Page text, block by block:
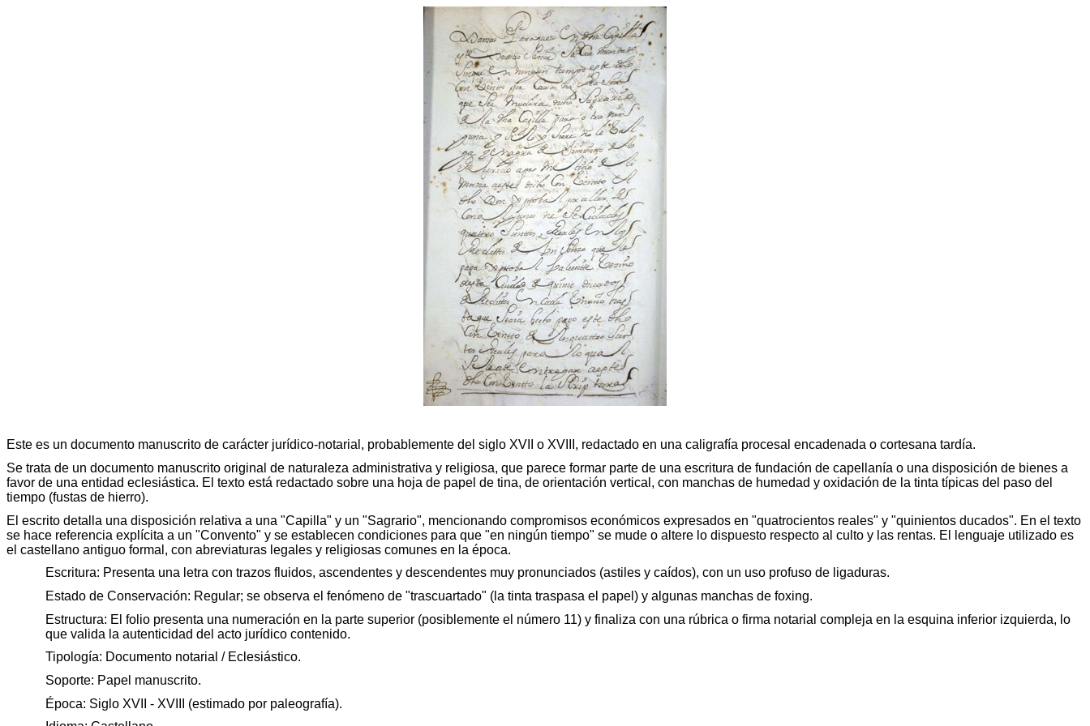
Este es un documento manuscrito de carácter jurídico-notarial, probablemente del siglo XVII o XVIII, redactado en una caligrafía procesal encadenada o cortesana tardía.
Se trata de un documento manuscrito original de naturaleza administrativa y religiosa, que parece formar parte de una escritura de fundación de capellanía o una disposición de bienes a
favor de una entidad eclesiástica. El texto está redactado sobre una hoja de papel de tina, de orientación vertical, con manchas de humedad y oxidación de la tinta típicas del paso del
tiempo (fustas de hierro).
El escrito detalla una disposición relativa a una "Capilla" y un "Sagrario", mencionando compromisos económicos expresados en "quatrocientos reales" y "quinientos ducados". En el texto
se hace referencia explícita a un "Convento" y se establecen condiciones para que "en ningún tiempo" se mude o altere lo dispuesto respecto al culto y las rentas. El lenguaje utilizado es
el castellano antiguo formal, con abreviaturas legales y religiosas comunes en la época.
Escritura: Presenta una letra con trazos fluidos, ascendentes y descendentes muy pronunciados (astiles y caídos), con un uso profuso de ligaduras.
Estado de Conservación: Regular; se observa el fenómeno de "trascuartado" (la tinta traspasa el papel) y algunas manchas de foxing.
Estructura: El folio presenta una numeración en la parte superior (posiblemente el número 11) y finaliza con una rúbrica o firma notarial compleja en la esquina inferior izquierda, lo
que valida la autenticidad del acto jurídico contenido.
Tipología: Documento notarial / Eclesiástico.
Soporte: Papel manuscrito.
Época: Siglo XVII - XVIII (estimado por paleografía).